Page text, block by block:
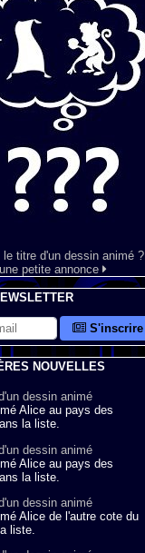
titre d'un dessin animé ?
petite annonce
S'inscrire
NOUVELLES
dessin animé
Alice au pays des
la liste.
dessin animé
Alice au pays des
la liste.
dessin animé
Alice de l'autre cote du
liste.